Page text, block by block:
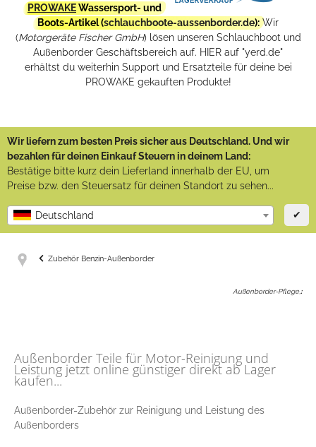
PROWAKEWassersport- und
Boots-Artikel (schlauchboote-aussenborder.de): Wir
(Motorgeräte Fischer GmbH) lösen unseren Schlauchboot und
Außenborder Geschäftsbereich auf. HIER auf "yerd.de"
erhältst du weiterhin Support und Ersatzteile für deine bei
PROWAKE gekauften Produkte!
Wir liefern zum besten Preis sicher aus Deutschland. Und wir
bezahlen für deinen Einkauf Steuern in deinem Land:
Bestätige bitte kurz dein Lieferland innerhalb der EU, um
Preise bzw. den Steuersatz für deinen Standort zu sehen...
Deutschland ✔
Zubehör Benzin-Außenborder
Außenborder-Pflege,:
Außenborder Teile für Motor-Reinigung und
Leistung jetzt online günstiger direkt ab Lager
kaufen...
Außenborder-Zubehör zur Reinigung und Leistung des
Außenborders